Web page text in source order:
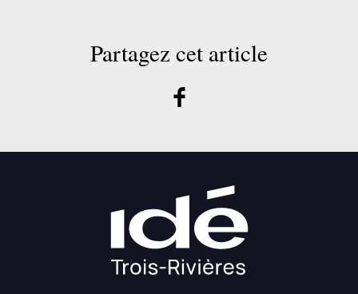
Partagez cet article